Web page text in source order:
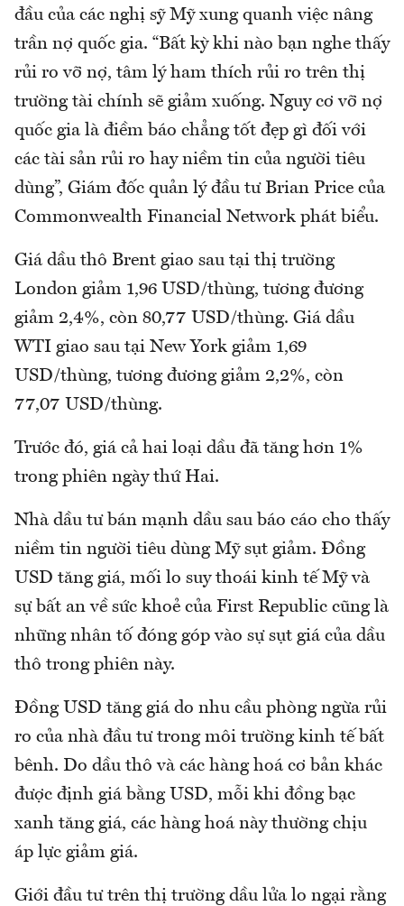
đầu của các nghị sỹ Mỹ xung quanh việc nâng
trần nợ quốc gia. “Bất kỳ khi nào bạn nghe thấy
rủi ro vỡ nợ, tâm lý ham thích rủi ro trên thị
trường tài chính sẽ giảm xuống. Nguy cơ vỡ nợ
quốc gia là điềm báo chẳng tốt đẹp gì đối với
các tài sản rủi ro hay niềm tin của người tiêu
dùng”, Giám đốc quản lý đầu tư Brian Price của
Commonwealth Financial Network phát biểu.
Giá dầu thô Brent giao sau tại thị trường
London giảm 1,96 USD/thùng, tương đương
giảm 2,4%, còn 80,77 USD/thùng. Giá dầu
WTI giao sau tại New York giảm 1,69
USD/thùng, tương đương giảm 2,2%, còn
77,07 USD/thùng.
Trước đó, giá cả hai loại dầu đã tăng hơn 1%
trong phiên ngày thứ Hai.
Nhà dầu tư bán mạnh dầu sau báo cáo cho thấy
niềm tin người tiêu dùng Mỹ sụt giảm. Đồng
USD tăng giá, mối lo suy thoái kinh tế Mỹ và
sự bất an về sức khoẻ của First Republic cũng là
những nhân tố đóng góp vào sự sụt giá của dầu
thô trong phiên này.
Đồng USD tăng giá do nhu cầu phòng ngừa rủi
ro của nhà đầu tư trong môi trường kinh tế bất
bênh. Do dầu thô và các hàng hoá cơ bản khác
được định giá bằng USD, mỗi khi đồng bạc
xanh tăng giá, các hàng hoá này thường chịu
áp lực giảm giá.
Giới đầu tư trên thị trường dầu lửa lo ngại rằng